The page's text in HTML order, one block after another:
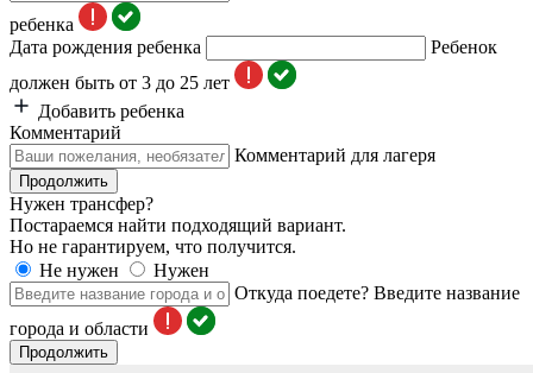
ребенка
Дата рождения ребенка
Ребенок
должен быть от 3 до 25 лет
Добавить ребенка
Комментарий
Комментарий для лагеря
Продолжить
Нужен трансфер?
Постараемся найти подходящий вариант.
Но не гарантируем, что получится.
Не нужен
Нужен
Откуда поедете? Введите название
города и области
Продолжить